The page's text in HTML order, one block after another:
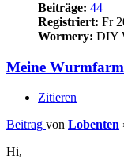
Beiträge: 44
Registriert: Fr
Wormery: DIY
Meine Wurmfarm
Zitieren
Beitrag von Lobenten
Hi,